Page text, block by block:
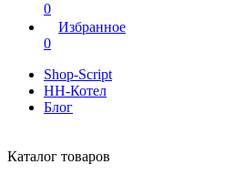
0
Избранное
0
Shop-Script
НН-Котел
Блог
Каталог товаров